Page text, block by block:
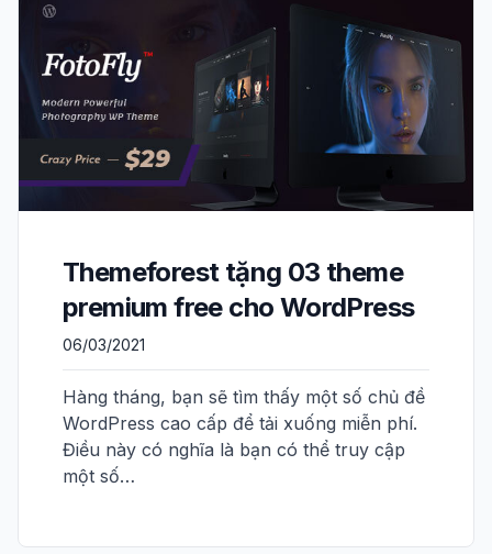
Themeforest tặng 03 theme
premium free cho WordPress
06/03/2021
Hàng tháng, bạn sẽ tìm thấy một số chủ đề
WordPress cao cấp để tải xuống miễn phí.
Điều này có nghĩa là bạn có thể truy cập
một số…